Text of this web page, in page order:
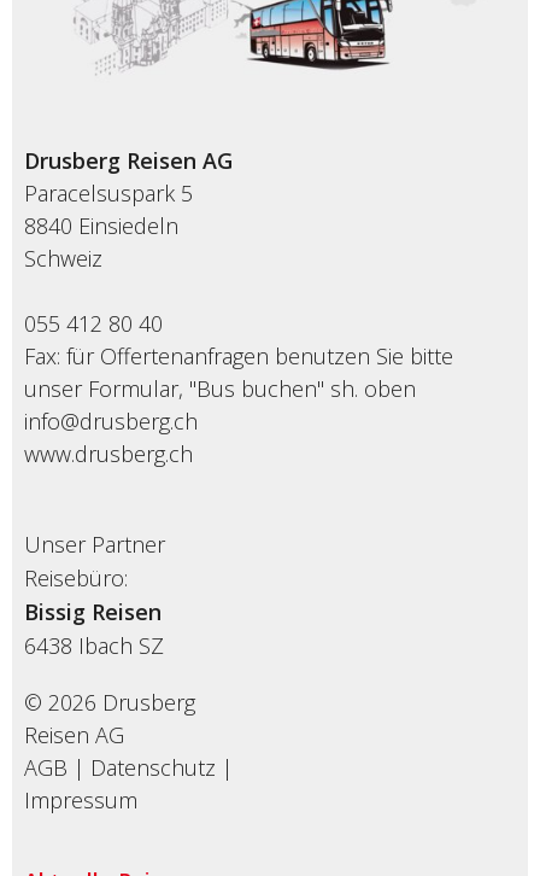
Drusberg Reisen AG
Paracelsuspark 5
8840 Einsiedeln
Schweiz
055 412 80 40
Fax: für Offertenanfragen benutzen Sie bitte
unser Formular, "Bus buchen" sh. oben
info@drusberg.ch
www.drusberg.ch
Unser Partner
Reisebüro:
Bissig Reisen
6438 Ibach SZ
© 2026 Drusberg
Reisen AG
AGB | Datenschutz |
Impressum